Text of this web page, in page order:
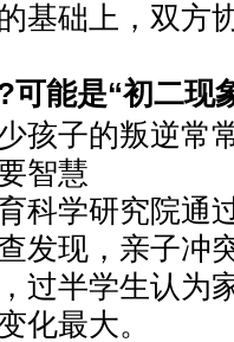
基础上，双方
能是“初二现
子的叛逆常
智慧
学研究院通
发现，亲子冲
过半学生认为
化最大。